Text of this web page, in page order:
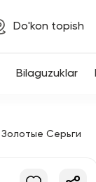
Do'kon topish
Bilaguzuklar
Золотые Серьги